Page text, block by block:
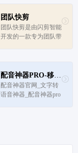
心。它还在每次通话结
束时提供有用的见解，
包括通话时间、会议见
团队快剪
团队快剪是由闪剪智能
开发的一款专为团队带
商品素材管理功能，旨
在帮助本地生活服务商
家和品牌提高视频内容
配音神器官网_文字转
语音神器_配音神器pro